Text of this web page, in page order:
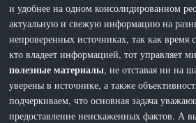
и удобнее на одном консолидированном
актуальную и свежую информацию на
непроверенных источниках, так как время
кто владеет информацией, тот управляет
полезные материалы, не отставая ни на
уверены в источнике, а также
подчеркиваем, что основная задача
предоставление неискаженных фактов. А